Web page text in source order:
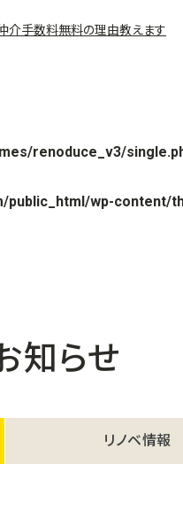
renoduce_v3/
wp-content/
介手数料無料の理由教えます
知らせ
リノベ情報